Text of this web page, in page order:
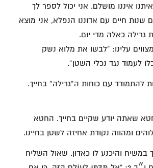
איננו מושלם. אני יכול לספר לך
חיים עם אדוננו הנפלא, אני מוצא
כאלה מדי יום.
באפסים ו׳ 10-18 מצווים עלינו: “לבשו את מלוא נשק
לעמוד נגד נכלי השטן”.
להתמודד עם כוחות ה”גרילה” בחייך.
שאתה יודע שקיים בחייך. החטא
ומהווה נקודת אחיזה לשטן בחיינו.
והיכנע לו כאדון. שאול השליח